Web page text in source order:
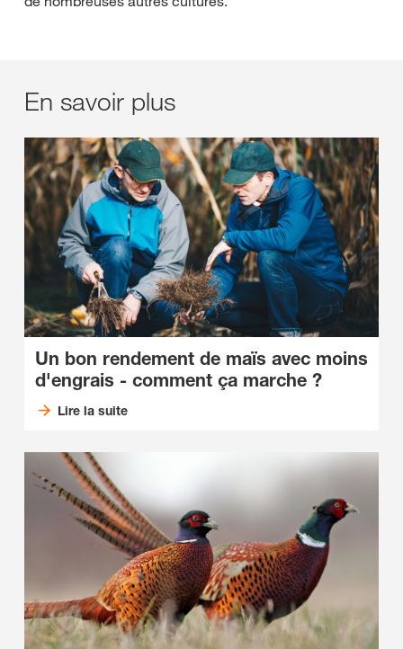
En savoir plus
Un bon rendement de maïs avec moins
d'engrais - comment ça marche ?
Lire la suite